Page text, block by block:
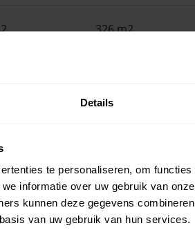
Details
te personaliseren, om
informatie over uw gebruik van
kunnen deze gegevens
van uw gebruik van hun services.
326 m2
592 m2
4.024 m2